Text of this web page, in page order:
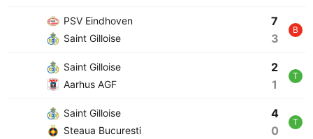
PSV Eindhoven
Saint Gilloise
7
3
B
Saint Gilloise
Aarhus AGF
2
1
T
Saint Gilloise
Steaua Bucuresti
4
0
T